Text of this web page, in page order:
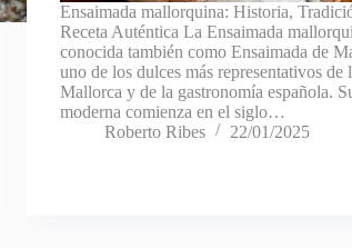
Ensaimada mallorquina: Historia,
Receta Auténtica La Ensaimada
conocida también como Ensaimada de
uno de los dulces más representativos de
Mallorca y de la gastronomía española.
moderna comienza en el siglo…
Roberto Ribes
22/01/2025